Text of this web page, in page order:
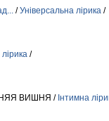
/Універсальна лірика /
/
ВИШНЯ / Інтимна